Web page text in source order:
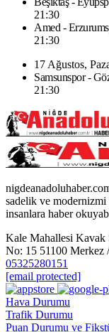
21:30
Amed -
21:30
17 Ağustos,
Samsunspor -
21:30
sadelik ve modernizmi
insanlara haber
Kale Mahallesi Kavak
No: 15 51100 Merkez
05325280151
[email protected]
Hava Durumu
Trafik Durumu
Puan Durumu ve